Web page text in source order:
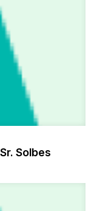
Solbes